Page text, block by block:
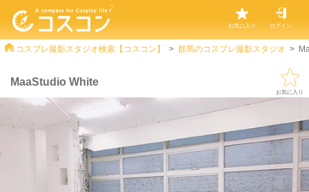
お気に入り ログイン
コスプレ撮影スタジオ検索【コスコン】 群馬のコスプレ撮影スタジオ
MaaStudio White
お気に入り